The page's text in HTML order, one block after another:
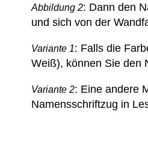
Abbildung 2: Dann den
und sich von der
Variante 1: Falls die
Weiß), können Sie den
Variante 2: Eine andere
Namensschriftzug in